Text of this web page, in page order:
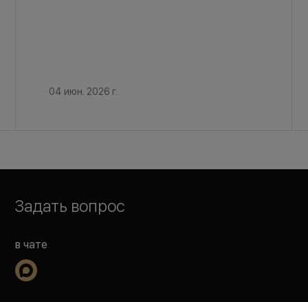
04 июн. 2026 г.
Задать вопрос
в чате